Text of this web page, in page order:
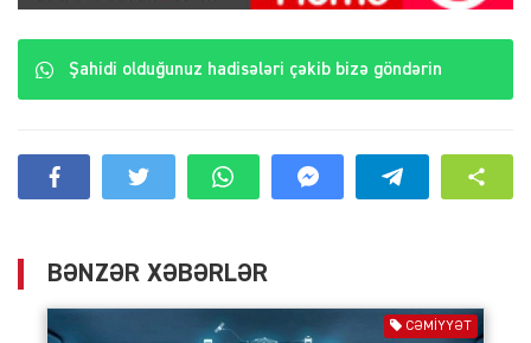
Şahidi olduğunuz hadisələri çəkib bizə göndərin
BƏNZƏR XƏBƏRLƏR
CƏMIYYƏT